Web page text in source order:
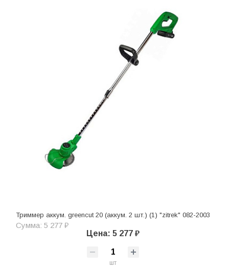
Триммер аккум. greencut 20 (аккум. 2 шт.) (1) "zitrek" 082-2003
Сумма: 5 277 ₽
Цена: 5 277 ₽
шт